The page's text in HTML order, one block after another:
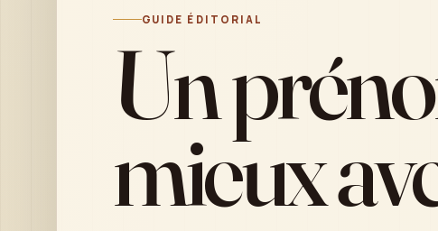
GUIDE ÉDITORIAL
Un
mieux